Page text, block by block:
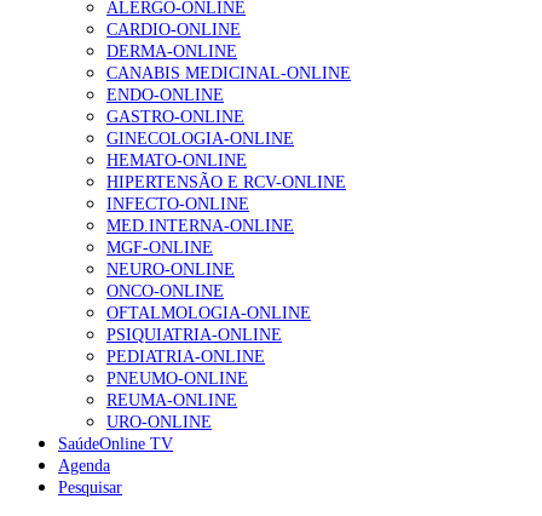
gesto conta e cada profissional faz a diferença”
203 visualizações
1.º Episódio do Podcast “Frequência Cardio – Sintoniza-
te na Insuficiência Cardíaca” da Bayer
169 visualizações
Alguns milhares de utentes podem ficar sem médico de
família com nova regras do registo, alerta associação
132 visualizações
“Os programas de rastreio do cancro do pulmão são
custo-efetivos e representam um investimento
sustentável para os sistemas de saúde”
93 visualizações
ALERGO-ONLINE
CARDIO-ONLINE
DERMA-ONLINE
CANABIS MEDICINAL-ONLINE
ENDO-ONLINE
GASTRO-ONLINE
GINECOLOGIA-ONLINE
HEMATO-ONLINE
HIPERTENSÃO E RCV-ONLINE
INFECTO-ONLINE
MED.INTERNA-ONLINE
MGF-ONLINE
NEURO-ONLINE
ONCO-ONLINE
OFTALMOLOGIA-ONLINE
PSIQUIATRIA-ONLINE
PEDIATRIA-ONLINE
PNEUMO-ONLINE
REUMA-ONLINE
URO-ONLINE
SaúdeOnline TV
Agenda
Pesquisar